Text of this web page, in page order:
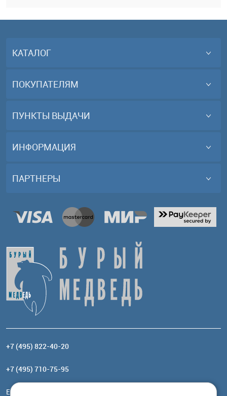
КАТАЛОГ
ПОКУПАТЕЛЯМ
ПУНКТЫ ВЫДАЧИ
ИНФОРМАЦИЯ
ПАРТНЕРЫ
+7 (495) 822-40-20
+7 (495) 710-75-95
Email: